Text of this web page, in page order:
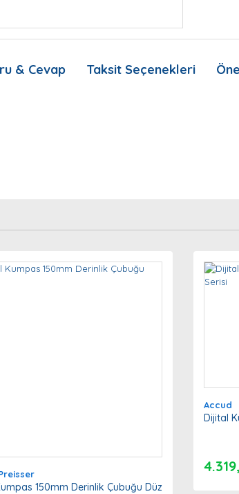
& Cevap Taksit Seçenekleri
Gönder
150mm Derinlik Çubuğu Düz
Accud
Dijital